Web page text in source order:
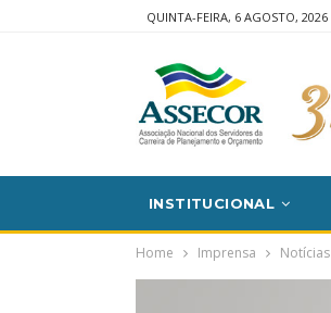
QUINTA-FEIRA, 6 AGOSTO, 2026
INSTITUCIONAL
Home Imprensa Notícias